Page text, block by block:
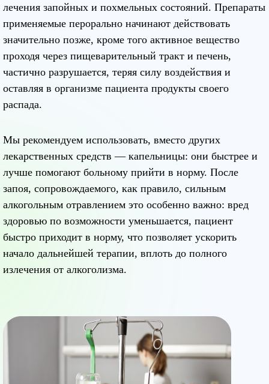
лечения запойных и похмельных состояний. Препараты
применяемые перорально начинают действовать
значительно позже, кроме того активное вещество
проходя через пищеварительный тракт и печень,
частично разрушается, теряя силу воздействия и
оставляя в организме пациента продукты своего
распада.
Мы рекомендуем использовать, вместо других
лекарственных средств — капельницы: они быстрее и
лучше помогают больному прийти в норму. После
запоя, сопровождаемого, как правило, сильным
алкогольным отравлением это особенно важно: вред
здоровью по возможности уменьшается, пациент
быстро приходит в норму, что позволяет ускорить
начало дальнейшей терапии, вплоть до полного
излечения от алкоголизма.